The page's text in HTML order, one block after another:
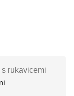
rukavicemi